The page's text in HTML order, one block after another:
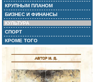
КРУПНЫМ ПЛАНОМ
БИЗНЕС И ФИНАНСЫ
КУЛЬТУРА
СПОРТ
КРОМЕ ТОГО